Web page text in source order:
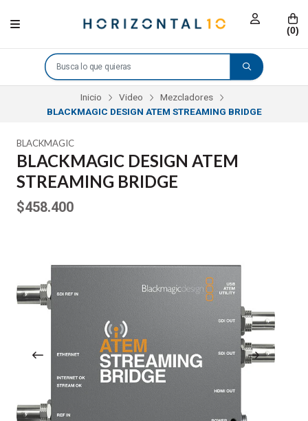
(0)
Inicio Video
Mezcladores
BLACKMAGIC DESIGN ATEM STREAMING BRIDGE
BLACKMAGIC
BLACKMAGIC DESIGN ATEM
STREAMING BRIDGE
$458.400